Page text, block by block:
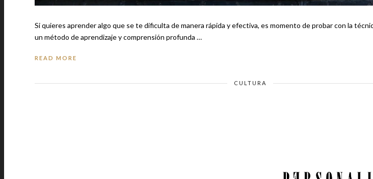
Si quieres aprender algo que se te dificulta de manera rápida y efectiva, es momento de probar con la técnica Feynman.
un método de aprendizaje y comprensión profunda …
READ MORE
CULTURA